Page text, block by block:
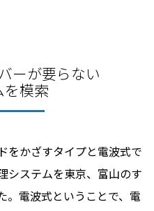
ーが要らない
を模索
をかざすタイプと電波式で
システムを東京、富山のす
。電波式ということで、電